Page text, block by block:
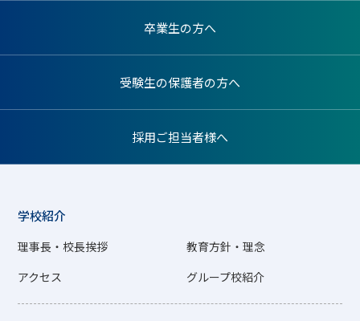
卒業生の方へ
受験生の保護者の方へ
採用ご担当者様へ
学校紹介
理事長・校長挨拶
教育方針・理念
アクセス
グループ校紹介